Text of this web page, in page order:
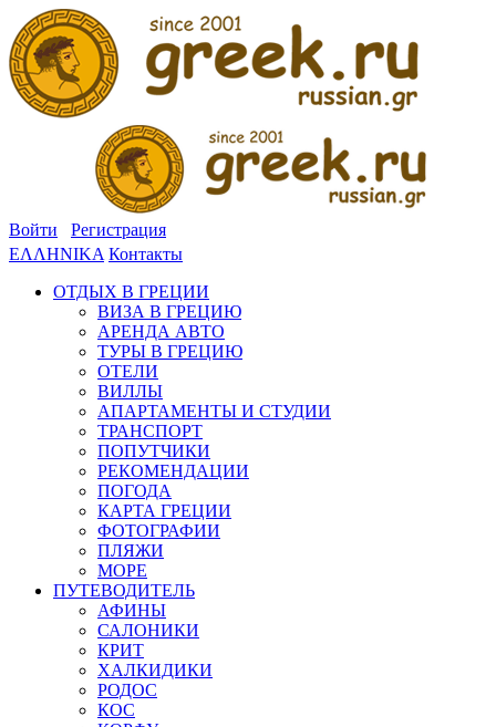
Войти
Регистрация
ΕΛΛΗΝΙΚΑ Контакты
ОТДЫХ В ГРЕЦИИ
ВИЗА В ГРЕЦИЮ
АРЕНДА АВТО
ТУРЫ В ГРЕЦИЮ
ОТЕЛИ
ВИЛЛЫ
АПАРТАМЕНТЫ И СТУДИИ
ТРАНСПОРТ
ПОПУТЧИКИ
РЕКОМЕНДАЦИИ
ПОГОДА
КАРТА ГРЕЦИИ
ФОТОГРАФИИ
ПЛЯЖИ
МОРЕ
ПУТЕВОДИТЕЛЬ
АФИНЫ
САЛОНИКИ
КРИТ
ХАЛКИДИКИ
РОДОС
КОС